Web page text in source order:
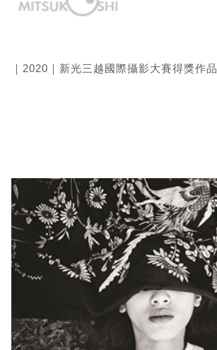
｜2020｜新光三越國際攝影大賽得獎作品